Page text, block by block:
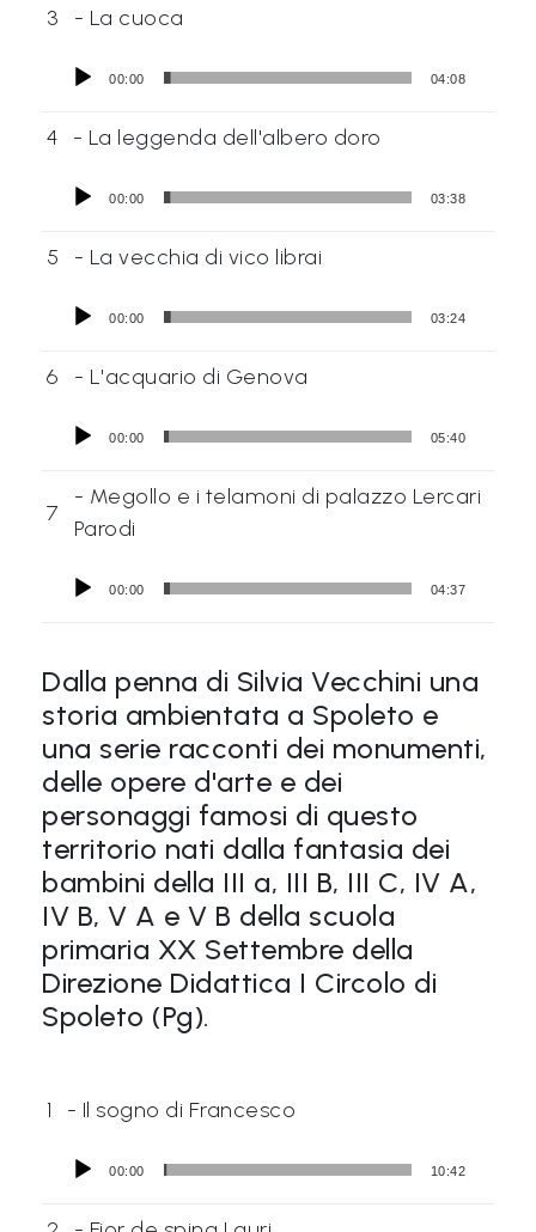
3 - La cuoca
00:00 04:08
4 - La leggenda dell'albero doro
00:00 03:38
5 - La vecchia di vico librai
00:00 03:24
6 - L'acquario di Genova
00:00 05:40
7
- Megollo e i telamoni di palazzo Lercari
Parodi
00:00 04:37
Dalla penna di Silvia Vecchini una
storia ambientata a Spoleto e
una serie racconti dei monumenti,
delle opere d'arte e dei
personaggi famosi di questo
territorio nati dalla fantasia dei
bambini della III a, III B, III C, IV A,
IV B, V A e V B della scuola
primaria XX Settembre della
Direzione Didattica I Circolo di
Spoleto (Pg).
1 - Il sogno di Francesco
00:00 10:42